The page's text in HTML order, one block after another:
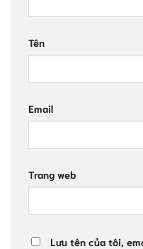
Tên
Email
Trang web
Lưu tên của tôi,